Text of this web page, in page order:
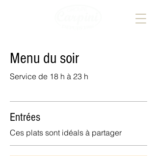
Menu du soir
Service de 18 h à 23 h
Entrées
Ces plats sont idéals à partager